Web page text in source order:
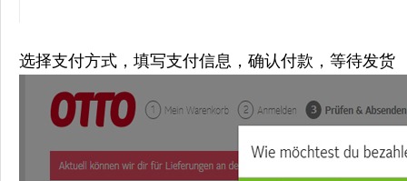
选择支付方式，填写支付信息，确认付款，等待发货